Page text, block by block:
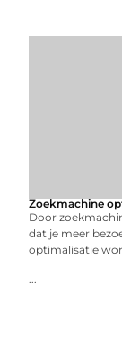
Zoekmachine
Door
dat je meer
optimalisatie
...